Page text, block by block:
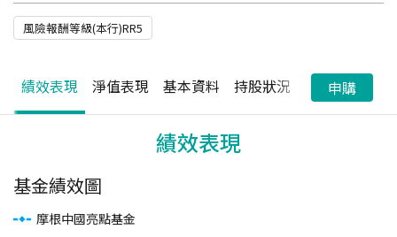
風險報酬等級(本行)RR5
績效表現 淨值表現 基本資料 持股狀況 配息狀況
申購
績效表現
基金績效圖
摩根中國亮點基金